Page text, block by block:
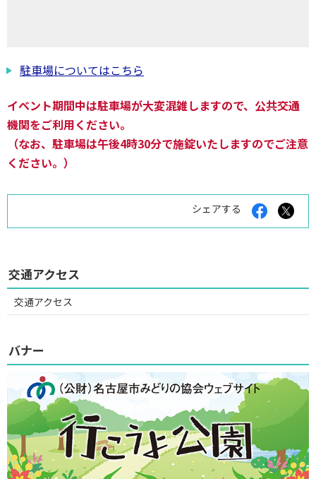
駐車場についてはこちら
イベント期間中は駐車場が大変混雑しますので、公共交通
機関をご利用ください。
（なお、駐車場は午後4時30分で施錠いたしますのでご注意
ください。）
シェアする
Facebook
で
シ
X
で
シ
交通アクセス
交通アクセス
バナー